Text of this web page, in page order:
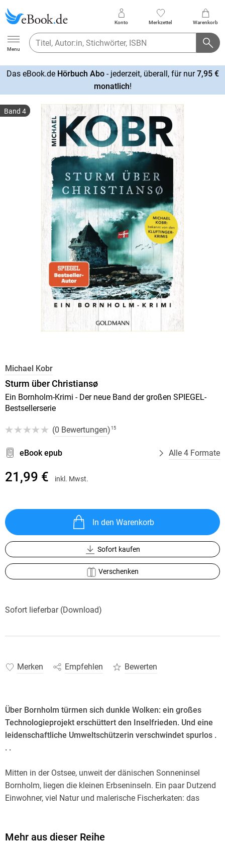
Ebook.de
Menu
Konto Merkzettel Warenkorb
Das eBook.de Hörbuch Abo- jederzeit, überall, für nur7,95 €
monatlich!
Band 4
Michael Kobr
Sturm über Christiansø
Ein Bornholm-Krimi - Der neue Band der großen SPIEGEL-
Bestsellerserie
(0 Bewertungen) 15
eBook epub Alle 4 Formate
21,99 € inkl. Mwst.
In den Warenkorb
Sofort kaufen
Verschenken
Sofort lieferbar (Download)
Merken Empfehlen Bewerten
Über Bornholm türmen sich dunkle Wolken: ein großes
Technologieprojekt erschüttert den Inselfrieden. Und eine
leidenschaftliche Umweltschützerin verschwindet spurlos .
. .
Mitten in der Ostsee, unweit der dänischen Sonneninsel
Bornholm, liegen die kleinen Erbseninseln. Ein paar Dutzend
Einwohner, viel Natur und malerische Fischerkaten: das
Zusammenhang mit ihrem erbitterten Kampf gegen einen
Mehr aus dieser Reihe